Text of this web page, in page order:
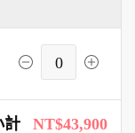
0
計 NT$43,900